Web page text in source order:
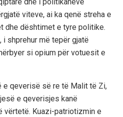
dhe i politikanëve
viteve, ai ka qenë streha e
dhe dështimet e tyre politike.
shprehur më tepër gjatë
si opium për votuesit e
e qeverisë së re të Malit të Zi,
e qeverisjes kanë
vërtetë. Kuazi-patriotizmin e